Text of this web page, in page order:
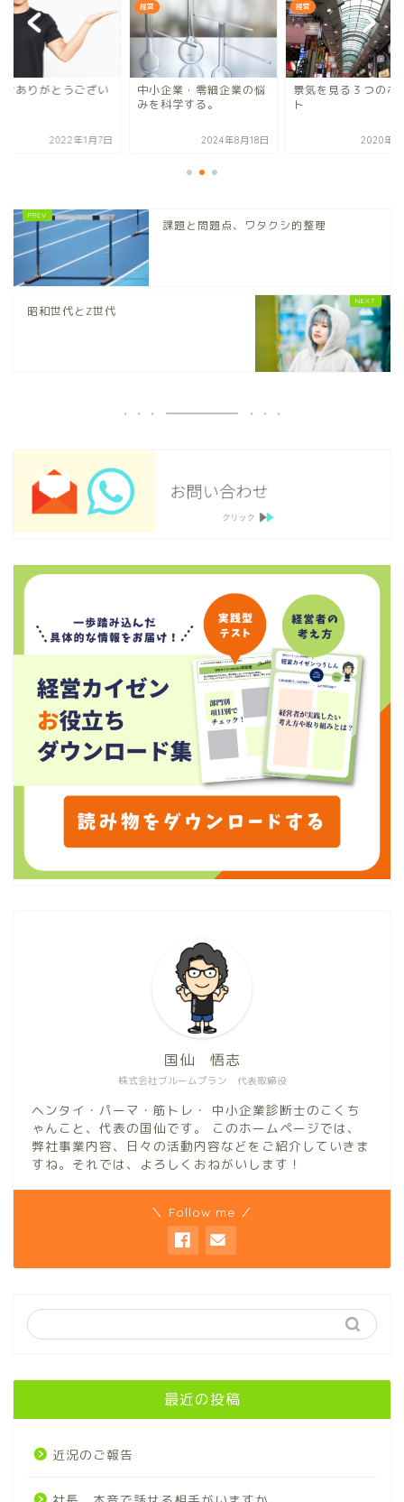
介ありがとうござい
2022年1月7日
経営
中小企業・零細企業の悩
みを科学する。
2024年8月18日
経営
景気を見る３つのポ
ト
2020年7
課題と問題点、ワタクシ的整理
昭和世代とZ世代
株式会社ブルームプラン 代表取締役
国仙 悟志
ヘンタイ・パーマ・筋トレ・ 中小企業診断士のこくち
ゃんこと、代表の国仙です。 このホームページでは、
弊社事業内容、日々の活動内容などをご紹介していきま
すね。それでは、よろしくおねがいします！
＼ Follow me ／
最近の投稿
近況のご報告